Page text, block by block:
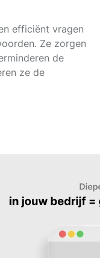
efficiënt vragen
Ze zorgen
de
ze de